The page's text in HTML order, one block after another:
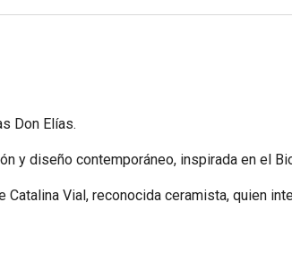
Don Elías.
y diseño contemporáneo, inspirada en el
Vial, reconocida ceramista, quien